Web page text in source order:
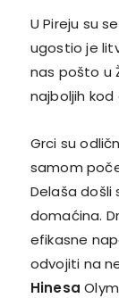
U Pireju su
ugostio je
nas pošto u
najboljih kod
Grci su
samom
Delaša došli
domaćina.
efikasne
odvojiti na
Hinesa